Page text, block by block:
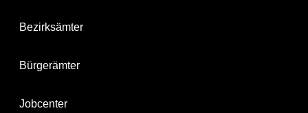
Bezirksämter
Bürgerämter
Jobcenter